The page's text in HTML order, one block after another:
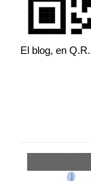
El blog, en Q.R.